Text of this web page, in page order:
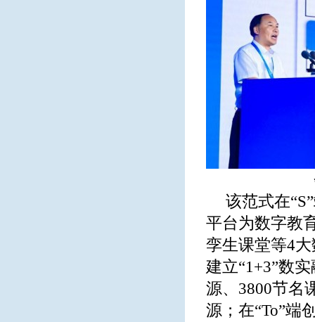
该范式在
平台为数字教
孪生课堂等4
建立“1+3”数
源、3800节名
源；在“To”端